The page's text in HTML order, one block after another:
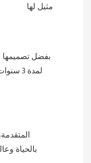
بفضل تصميمها
لمدة
بالحياة